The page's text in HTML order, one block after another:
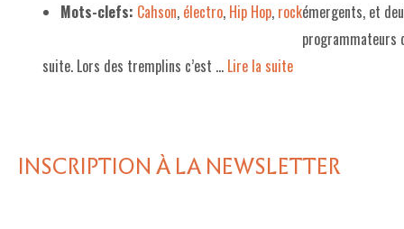
AMI·ES ARTISTES
LA CARTE
Mots-clefs: Cahson, électro, Hip Hop, rockémergents, et
programmateurs
suite. Lors des tremplins c’est … Lire la suite­­
INSCRIPTION À LA NEWSLETTER